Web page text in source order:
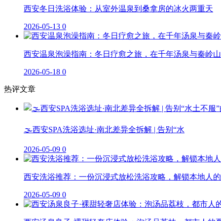
西安冬日洗浴体验：从室外温泉到桑拿房的冰火两重天
2026-05-13 0
西安温泉泡澡指南：冬日疗愈之旅，在千年汤泉与秦岭
2026-05-18 0
热评文章
🌫️西安SPA洗浴选址·南北差异全拆解 | 告别“水
2026-05-09 0
西安洗浴推荐：一份沉浸式放松洗浴攻略，解锁本地人
2026-05-09 0